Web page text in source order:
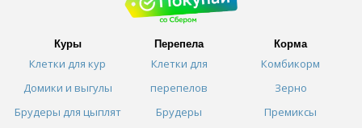
Куры
Клетки для кур
Домики и выгулы
Брудеры для цыплят
Перепела
Клетки для
перепелов
Брудеры
Корма
Комбикорм
Зерно
Премиксы